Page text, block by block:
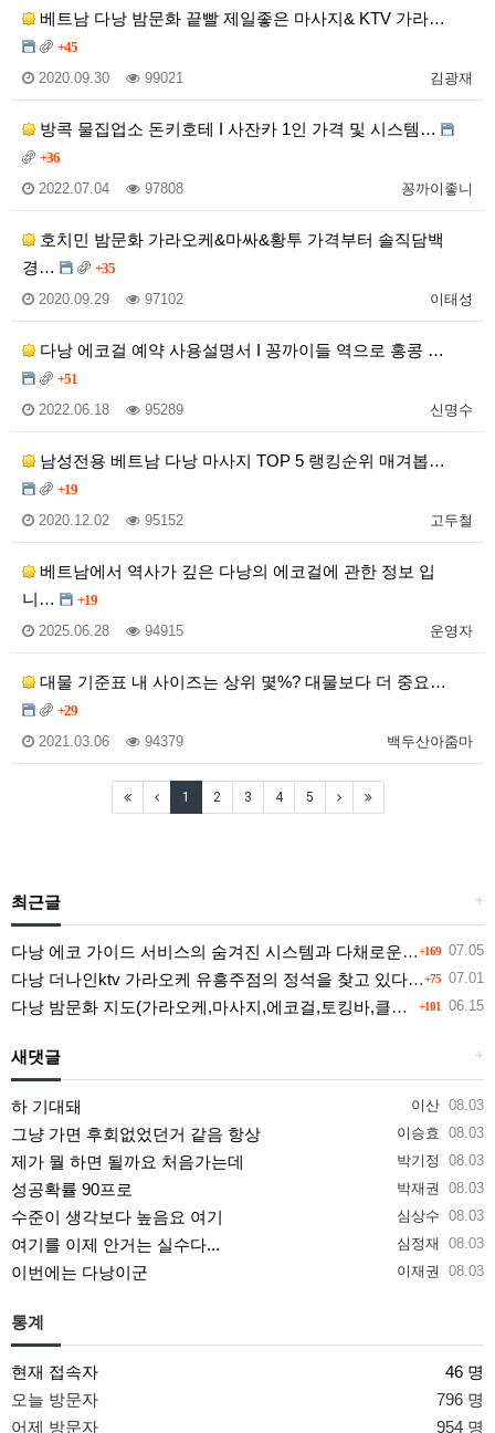
베트남 다낭 밤문화 끝빨 제일좋은 마사지& KTV 가라…
+45
김광재
2020.09.30 99021
방콕 물집업소 돈키호테 I 사잔카 1인 가격 및 시스템…
+36
꽁까이좋니
2022.07.04 97808
호치민 밤문화 가라오케&마싸&황투 가격부터 솔직담백
경…
+35
이태성
2020.09.29 97102
다낭 에코걸 예약 사용설명서 I 꽁까이들 역으로 홍콩 …
+51
신명수
2022.06.18 95289
남성전용 베트남 다낭 마사지 TOP 5 랭킹순위 매겨봅…
+19
고두철
2020.12.02 95152
베트남에서 역사가 깊은 다낭의 에코걸에 관한 정보 입
니…
+19
운영자
2025.06.28 94915
대물 기준표 내 사이즈는 상위 몇%? 대물보다 더 중요…
+29
백두산아줌마
2021.03.06 94379
1 2 3 4 5
+
최근글
+169 07.05
다낭 에코 가이드 서비스의 숨겨진 시스템과 다채로운 인력 풀의 진실
+75 07.01
다낭 더나인ktv 가라오케 유흥주점의 정석을 찾고 있다면 여기
+101 06.15
다낭 밤문화 지도(가라오케,마사지,에코걸,토킹바,클럽) 유흥별 가격 및 후기공유
+
새댓글
이산 08.03
하 기대돼
이승효 08.03
그냥 가면 후회없었던거 같음 항상
박기정 08.03
제가 뭘 하면 될까요 처음가는데
박재권 08.03
성공확률 90프로
심상수 08.03
수준이 생각보다 높음요 여기
심정재 08.03
여기를 이제 안거는 실수다...
이재권 08.03
이번에는 다낭이군
통계
현재 접속자
46 명
오늘 방문자
796 명
어제 방문자
954 명